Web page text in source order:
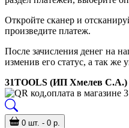
Откройте сканер и
произведите платеж.
После зачисления денег на
изменив его статус, а так же
31TOOLS (ИП Хмелев С.А.)
0 шт. - 0 р.